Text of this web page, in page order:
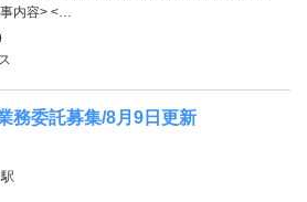
内容> <…
務委託募集/8月9日更新